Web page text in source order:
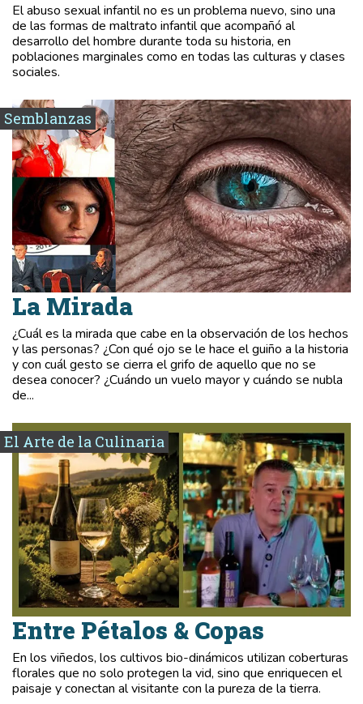
El abuso sexual infantil no es un problema nuevo, sino una
de las formas de maltrato infantil que acompañó al
desarrollo del hombre durante toda su historia, en
poblaciones marginales como en todas las culturas y clases
sociales.
Semblanzas
La Mirada
¿Cuál es la mirada que cabe en la observación de los hechos
y las personas? ¿Con qué ojo se le hace el guiño a la historia
y con cuál gesto se cierra el grifo de aquello que no se
desea conocer? ¿Cuándo un vuelo mayor y cuándo se nubla
de...
El Arte de la Culinaria
Entre Pétalos & Copas
En los viñedos, los cultivos bio-dinámicos utilizan coberturas
florales que no solo protegen la vid, sino que enriquecen el
paisaje y conectan al visitante con la pureza de la tierra.